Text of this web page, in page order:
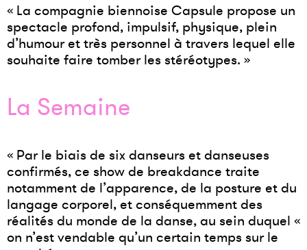
« La compagnie biennoise Capsule propose un
spectacle profond, impulsif, physique, plein
d’humour et très personnel à travers lequel elle
souhaite faire tomber les stéréotypes. »
La Semaine
« Par le biais de six danseurs et danseuses
confirmés, ce show de breakdance traite
notamment de l’apparence, de la posture et du
langage corporel, et conséquemment des
réalités du monde de la danse, au sein duquel «
on n’est vendable qu’un certain temps sur le